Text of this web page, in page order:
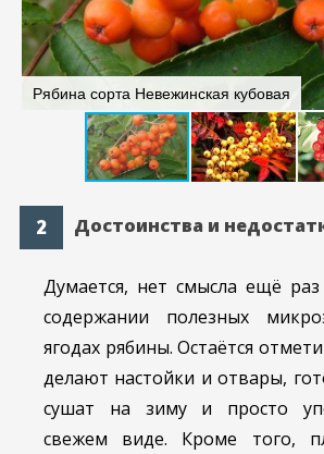
Рябина сорта Невежинская кубовая
Достоинства и
Думается, нет смысла ещё
содержании полезных
ягодах рябины. Остаётся
делают настойки и отвары,
сушат на зиму и просто
свежем виде. Кроме того,